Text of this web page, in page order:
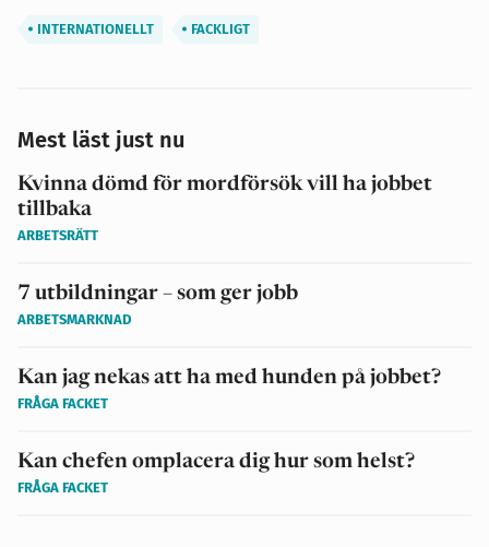
INTERNATIONELLT FACKLIGT
Mest läst just nu
Kvinna dömd för mordförsök vill ha jobbet
tillbaka
ARBETSRÄTT
7 utbildningar – som ger jobb
ARBETSMARKNAD
Kan jag nekas att ha med hunden på jobbet?
FRÅGA FACKET
Kan chefen omplacera dig hur som helst?
FRÅGA FACKET